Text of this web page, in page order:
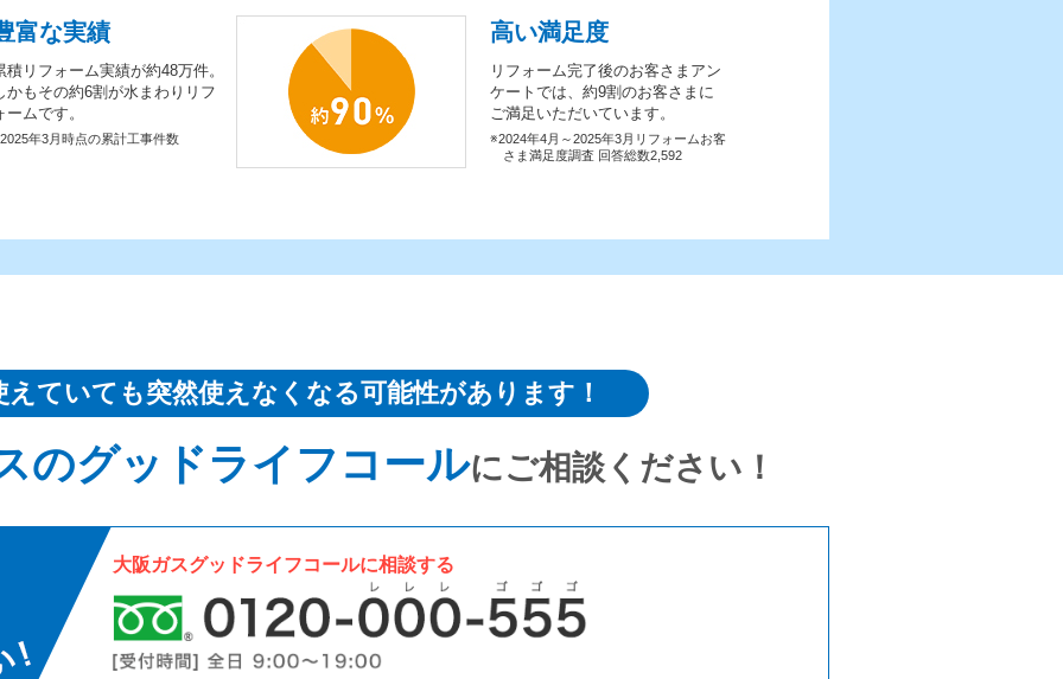
富な実績
積リフォーム実績が約48万件。
かもその約6割が水まわりリフ
ームです。
年3月時点の累計工事件数
高い満足度
リフォーム完了後のお客さまアン
ケートでは、約9割のお客さまに
ご満足いただいています。
※2024年4月～2025年3月リフォームお客
さま満足度調査 回答総数2,592
えていても突然使えなくなる可能性があります！
のグッドライフコールにご相談ください！
大阪ガスグッドライフコールに相談する